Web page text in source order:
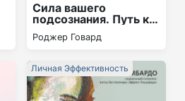
Сила вашего
подсознания. Путь к
богатству и успеху
Роджер Говард
Личная Эффективность